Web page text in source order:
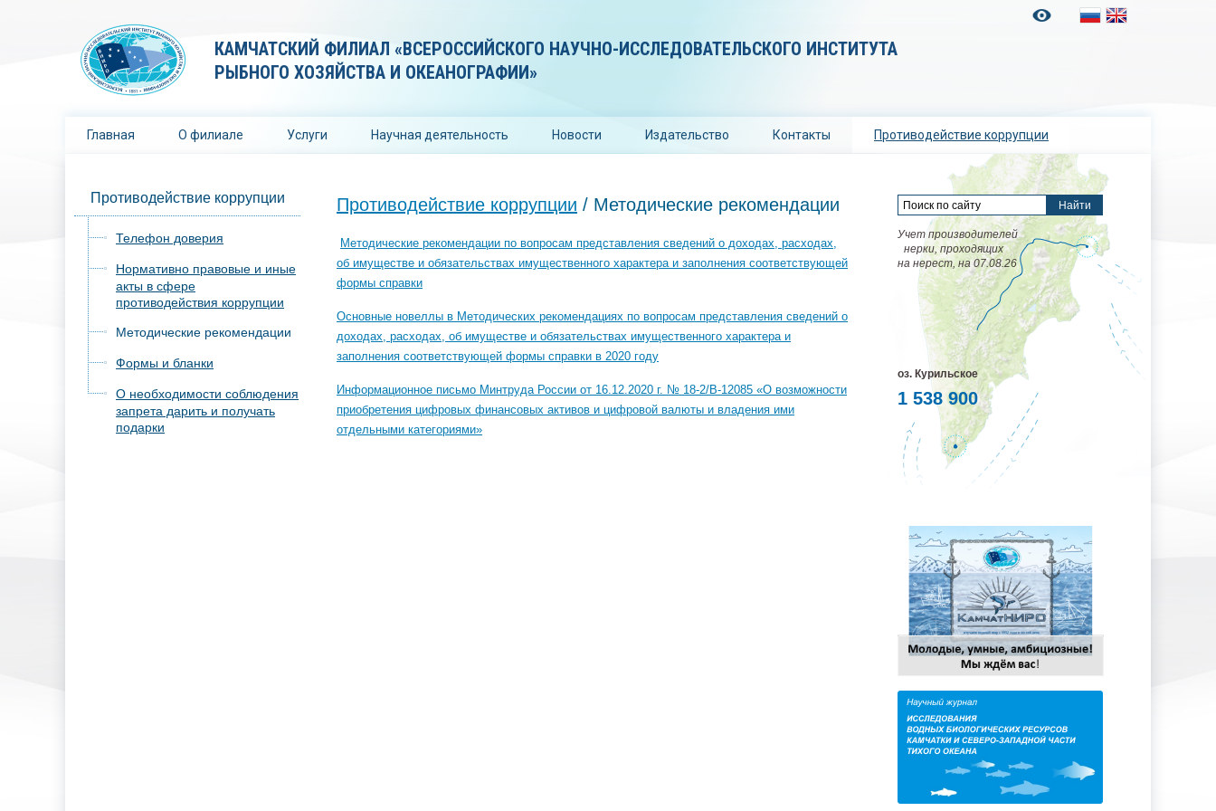
КАМЧАТСКИЙ ФИЛИАЛ «ВСЕРОССИЙСКОГО НАУЧНО-ИССЛЕДОВАТЕЛЬСКОГО ИНСТИТУТА
РЫБНОГО ХОЗЯЙСТВА И ОКЕАНОГРАФИИ»
Главная О филиале Услуги Научная деятельность Новости Издательство Контакты Противодействие коррупции
Противодействие коррупции
Телефон доверия
Нормативно правовые и иные
акты в сфере
противодействия коррупции
Методические рекомендации
Формы и бланки
О необходимости соблюдения
запрета дарить и получать
подарки
Противодействие коррупции / Методические рекомендации
Методические рекомендации по вопросам представления сведений о доходах, расходах,
об имуществе и обязательствах имущественного характера и заполнения соответствующей
формы справки
Основные новеллы в Методических рекомендациях по вопросам представления сведений о
доходах, расходах, об имуществе и обязательствах имущественного характера и
заполнения соответствующей формы справки в 2020 году
Информационное письмо Минтруда России от 16.12.2020 г. № 18-2/В-12085 «О возможности
приобретения цифровых финансовых активов и цифровой валюты и владения ими
отдельными категориями»
Учет производителей
нерки, проходящих
на нерест, на 07.08.26
оз. Курильское
1 538 900